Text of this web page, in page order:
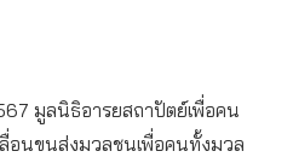
มูลนิธิอารยสถาปัตย์เพื่อคน
อนขนส่งมวลชนเพื่อคนทั้งมวล